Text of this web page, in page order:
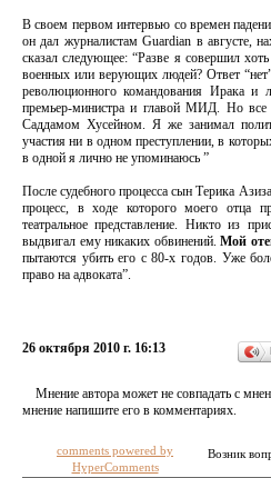
В своем первом интервью со времен
он дал журналистам Guardian в августе,
сказал следующее: “Разве я совершил
военных или верующих людей? Ответ
революционного командования Ирака и
премьер-министра и главой МИД. Но все
Саддамом Хусейном. Я же занимал
участия ни в одном преступлении, в
в одной я лично не упоминаюсь ”
После судебного процесса сын Терика
процесс, в ходе которого моего отца
театральное представление. Никто из
выдвигал ему никаких обвинений.Мой
пытаются убить его с 80-х годов. Уже
право на адвоката”.
26 октября 2010 г. 16:13
Мнение автора может не совпадать с
мнение напишите его в комментариях.
Возник
comments powered by
HyperComments